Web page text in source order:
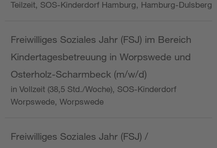
Teilzeit, SOS-Kinderdorf Hamburg, Hamburg-Dulsberg
Freiwilliges Soziales Jahr (FSJ) im Bereich
Kindertagesbetreuung in Worpswede und
Osterholz-Scharmbeck (m/w/d)
in Vollzeit (38,5 Std./Woche), SOS-Kinderdorf
Worpswede, Worpswede
Freiwilliges Soziales Jahr (FSJ) /